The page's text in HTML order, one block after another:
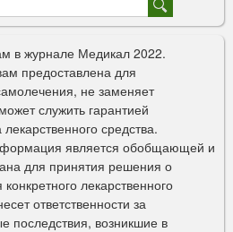
в журнале Медикал 2022.
предоставлена для
не заменяет
служить гарантией
средства.
является обобщающей и
для принятия решения о
лекарственного
ответственности за
последствия, возникшие в